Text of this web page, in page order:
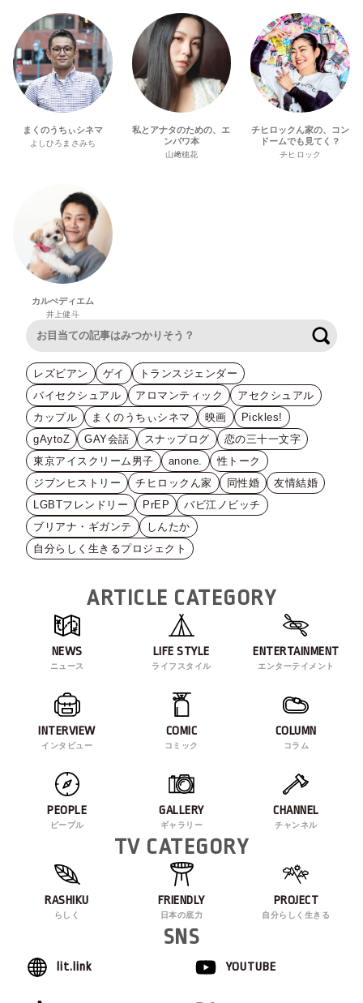
まくのうちぃシネマ
よしひろまさみち
私とアナタのための、エ
ンパワ本
山﨑穂花
チヒロックん家の、コン
ドームでも見てく？
チヒロック
カルぺディエム
井上健斗
レズビアン ゲイ
トランスジェンダー
バイセクシュアル
アロマンティック
アセクシュアル
カップル
まくのうちぃシネマ 映画
Pickles!
gAytoZ
GAY会話 スナップログ
恋の三十一文字
東京アイスクリーム男子
anone.
性トーク
ジブンヒストリー
チヒロックん家 同性婚
友情結婚
LGBTフレンドリー
PrEP
バビ江ノビッチ
ブリアナ・ギガンテ
しんたか
自分らしく生きるプロジェクト
ARTICLE CATEGORY
NEWS
ニュース
LIFE STYLE
ライフスタイル
ENTERTAINMENT
エンターテイメント
INTERVIEW
インタビュー
COMIC
コミック
COLUMN
コラム
PEOPLE
ピープル
GALLERY
ギャラリー
CHANNEL
チャンネル
TV CATEGORY
RASHIKU
らしく
FRIENDLY
日本の底力
PROJECT
自分らしく生きる
SNS
lit.link YOUTUBE